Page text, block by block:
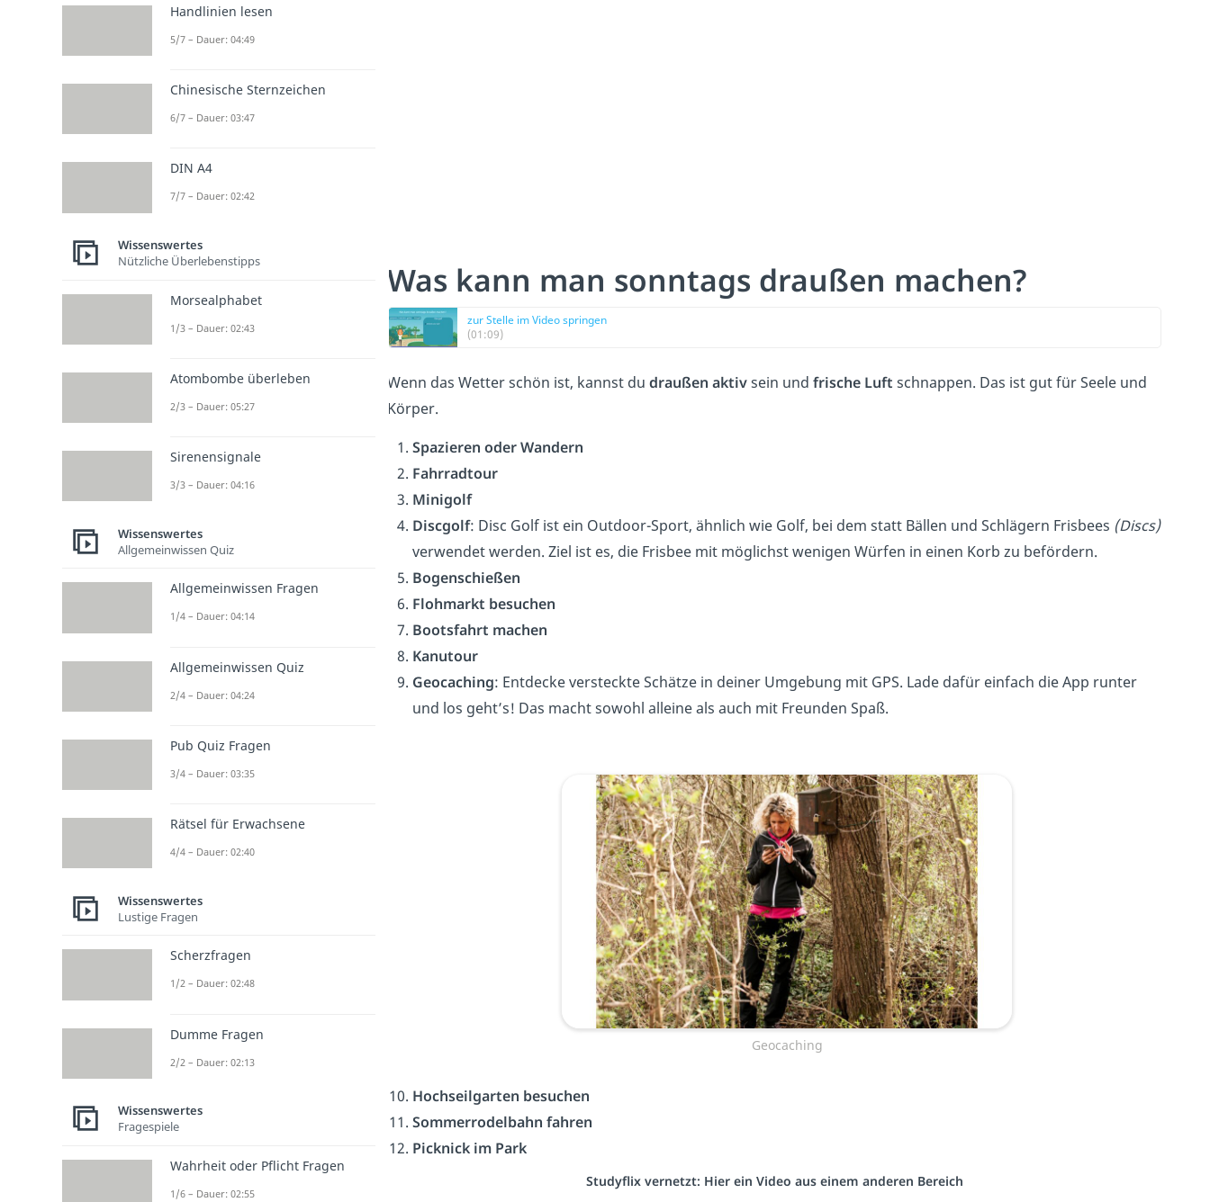
Was kann man sonntags draußen machen?
zur Stelle im Video springen
(01:09)
Wenn das Wetter schön ist, kannst du draußen aktivsein und frische Luft schnappen. Das ist gut für Seele und
Körper.
Spazieren oder Wandern
Fahrradtour
Minigolf
Discgolf: Disc Golf ist ein Outdoor-Sport, ähnlich wie Golf, bei dem statt Bällen und Schlägern Frisbees (Discs)
verwendet werden. Ziel ist es, die Frisbee mit möglichst wenigen Würfen in einen Korb zu befördern.
Bogenschießen
Flohmarkt besuchen
Bootsfahrt machen
Kanutour
Geocaching: Entdecke versteckte Schätze in deiner Umgebung mit GPS. Lade dafür einfach die App runter
und los geht’s! Das macht sowohl alleine als auch mit Freunden Spaß.
Geocaching
Hochseilgarten besuchen
Sommerrodelbahn fahren
Picknick im Park
Studyflix vernetzt: Hier ein Video aus einem anderen Bereich
Handlinien lesen
5/7 – Dauer: 04:49
Chinesische Sternzeichen
6/7 – Dauer: 03:47
DIN A4
7/7 – Dauer: 02:42
Wissenswertes
Nützliche Überlebenstipps
Morsealphabet
1/3 – Dauer: 02:43
Atombombe überleben
2/3 – Dauer: 05:27
Sirenensignale
3/3 – Dauer: 04:16
Wissenswertes
Allgemeinwissen Quiz
Allgemeinwissen Fragen
1/4 – Dauer: 04:14
Allgemeinwissen Quiz
2/4 – Dauer: 04:24
Pub Quiz Fragen
3/4 – Dauer: 03:35
Rätsel für Erwachsene
4/4 – Dauer: 02:40
Wissenswertes
Lustige Fragen
Scherzfragen
1/2 – Dauer: 02:48
Dumme Fragen
2/2 – Dauer: 02:13
Wissenswertes
Fragespiele
Wahrheit oder Pflicht Fragen
1/6 – Dauer: 02:55